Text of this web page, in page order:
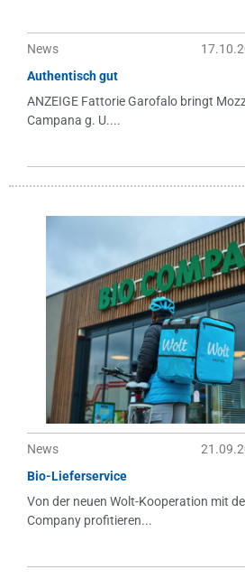
News
Authentisch gut
ANZEIGE Fattorie Garofalo bringt
Campana g. U....
News
Bio-Lieferservice
Von der neuen Wolt-Kooperation mit
Company profitieren...